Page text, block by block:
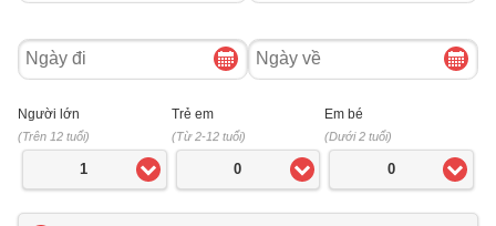
Ngày
đi
Ngày
về
Người lớn
(Trên 12 tuổi)
1
Trẻ em
(Từ 2-12 tuổi)
0
Em bé
(Dưới 2 tuổi)
0